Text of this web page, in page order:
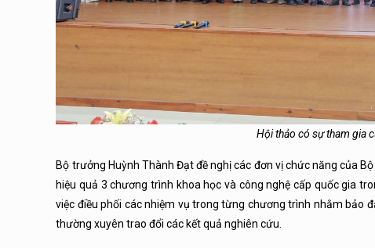
Hội thảo có sự tham gia
Bộ trưởng Huỳnh Thành Đạt đề nghị các đơn vị chức năng của
hiệu quả 3 chương trình khoa học và công nghệ cấp quốc gia
việc điều phối các nhiệm vụ trong từng chương trình nhằm bảo
thường xuyên trao đổi các kết quả nghiên cứu.